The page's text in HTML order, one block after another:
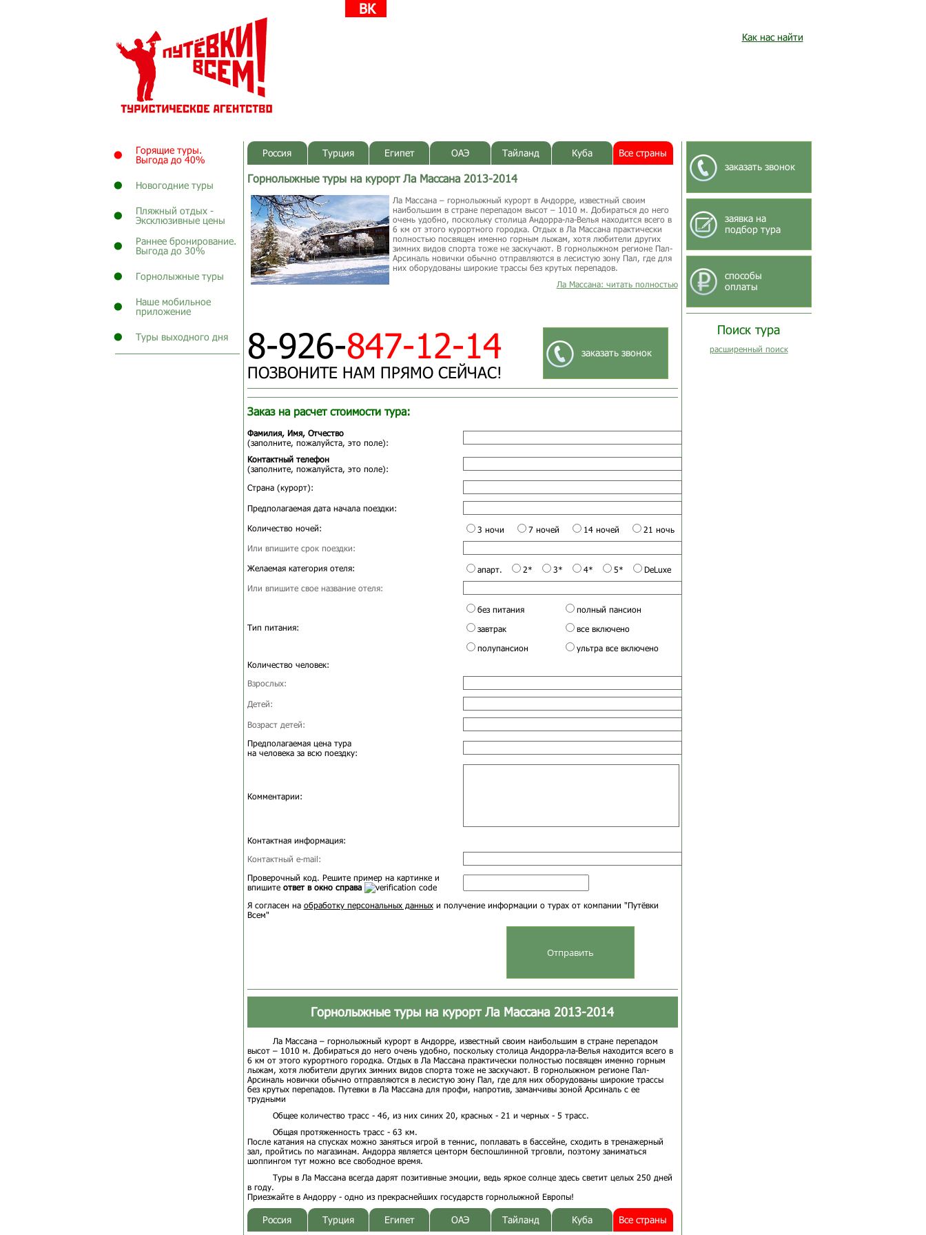
Как нас найти
Горящие туры.
Выгода до 40%
Новогодние туры
Пляжный отдых -
Эксклюзивные цены
Раннее бронирование.
Выгода до 30%
Горнолыжные туры
Наше мобильное
приложение
Туры выходного дня
Россия Турция Египет ОАЭ Тайланд Куба Все страны
Горнолыжные туры на курорт Ла Массана 2013-2014
Ла Массана – горнолыжный курорт в Андорре, известный своим
наибольшим в стране перепадом высот – 1010 м. Добираться до него
очень удобно, поскольку столица Андорра-ла-Велья находится всего в
6 км от этого курортного городка. Отдых в Ла Массана практически
полностью посвящен именно горным лыжам, хотя любители других
зимних видов спорта тоже не заскучают. В горнолыжном регионе Пал-
Арсиналь новички обычно отправляются в лесистую зону Пал, где для
них оборудованы широкие трассы без крутых перепадов.
Ла Массана: читать полностью
8-926-847-12-14
ПОЗВОНИТЕ НАМ ПРЯМО СЕЙЧАС!
заказать звонок
Заказ на расчет стоимости тура:
Фамилия, Имя, Отчество
(заполните, пожалуйста, это поле):
Контактный телефон
(заполните, пожалуйста, это поле):
Страна (курорт):
Предполагаемая дата начала поездки:
Количество ночей: 3 ночи 7 ночей 14 ночей
21 ночь
Или впишите срок поездки:
Желаемая категория отеля: апарт. 2* 3* 4* 5*
DeLuxe
Или впишите свое название отеля:
Тип питания:
без питания
полный пансион
завтрак
все включено
полупансион
ультра все включено
Количество человек:
Взрослых:
Детей:
Возраст детей:
Предполагаемая цена тура
на человека за всю поездку:
Комментарии:
Контактная информация:
Контактный e-mail:
Проверочный код. Решите пример на картинке и
впишите ответ в окно справа
Я согласен на обработку персональных данныхи получение информации о турах от компании "Путёвки
Всем"
Горнолыжные туры на курорт Ла Массана 2013-2014
Ла Массана – горнолыжный курорт в Андорре, известный своим наибольшим в стране перепадом
высот – 1010 м. Добираться до него очень удобно, поскольку столица Андорра-ла-Велья находится всего в
6 км от этого курортного городка. Отдых в Ла Массана практически полностью посвящен именно горным
лыжам, хотя любители других зимних видов спорта тоже не заскучают. В горнолыжном регионе Пал-
Арсиналь новички обычно отправляются в лесистую зону Пал, где для них оборудованы широкие трассы
без крутых перепадов. Путевки в Ла Массана для профи, напротив, заманчивы зоной Арсиналь с ее
трудными
Общее количество трасс - 46, из них синих 20, красных - 21 и черных - 5 трасс.
Общая протяженность трасс - 63 км.
После катания на спусках можно заняться игрой в теннис, поплавать в бассейне, сходить в тренажерный
зал, пройтись по магазинам. Андорра является центорм беспошлинной трговли, поэтому заниматься
шоппингом тут можно все свободное время.
Туры в Ла Массана всегда дарят позитивные эмоции, ведь яркое солнце здесь светит целых 250 дней
в году.
Приезжайте в Андорру - одно из прекраснейших государств горнолыжной Европы!
Россия Турция Египет ОАЭ Тайланд Куба Все страны
заказать звонок
заявка на
подбор тура
способы
оплаты
Поиск тура
расширенный поиск
ВК